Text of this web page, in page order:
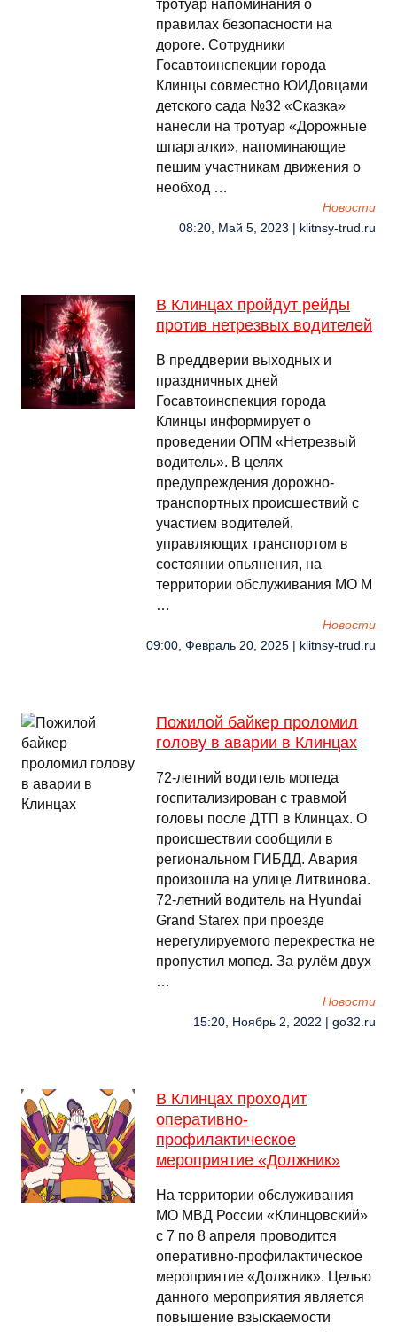
тротуар напоминания о
правилах безопасности на
дороге. Сотрудники
Госавтоинспекции города
Клинцы совместно ЮИДовцами
детского сада №32 «Сказка»
нанесли на тротуар «Дорожные
шпаргалки», напоминающие
пешим участникам движения о
необход …
Новости
08:20, Май 5, 2023 | klitnsy-trud.ru
В Клинцах пройдут рейды
против нетрезвых водителей
В преддверии выходных и
праздничных дней
Госавтоинспекция города
Клинцы информирует о
проведении ОПМ «Нетрезвый
водитель». В целях
предупреждения дорожно-
транспортных происшествий с
участием водителей,
управляющих транспортом в
состоянии опьянения, на
территории обслуживания МО М
…
Новости
09:00, Февраль 20, 2025 | klitnsy-trud.ru
Пожилой байкер проломил
голову в аварии в Клинцах
72-летний водитель мопеда
госпитализирован с травмой
головы после ДТП в Клинцах. О
происшествии сообщили в
региональном ГИБДД. Авария
произошла на улице Литвинова.
72-летний водитель на Hyundai
Grand Starex при проезде
нерегулируемого перекрестка не
пропустил мопед. За рулём двух
…
Новости
15:20, Ноябрь 2, 2022 | go32.ru
В Клинцах проходит
оперативно-
профилактическое
мероприятие «Должник»
На территории обслуживания
МО МВД России «Клинцовский»
с 7 по 8 апреля проводится
оперативно-профилактическое
мероприятие «Должник». Целью
данного мероприятия является
повышение взыскаемости